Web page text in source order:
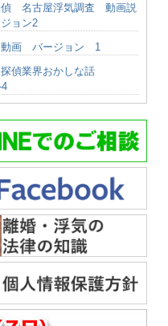
偵 名古屋浮気調査 動画説
ョン2
動画 バージョン 1
偵業界おかしな話